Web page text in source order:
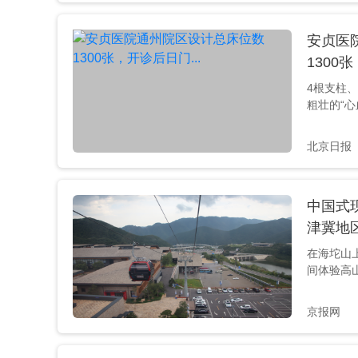
市场群变
一代智慧
融、科技
奇安信...
安贞医
1300张
4根支柱
粗壮的“
现代化的
北京安贞
前室内装
楼已达到
冲刺年底
预计年
1300张，
北京日报
中国式
津冀地
在海坨山
间体验高
留了北京
素，还推
等休闲娱
京报网